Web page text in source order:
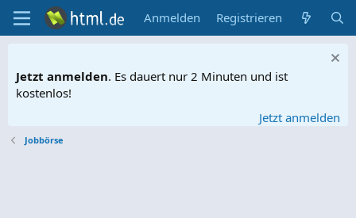
Anmelden Registrieren
Jetzt anmelden. Es dauert nur 2 Minuten und ist
kostenlos!
Jetzt anmelden
Jobbörse